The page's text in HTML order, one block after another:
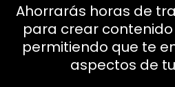
Ahorrarás horas de
para crear
permitiendo que te
aspectos de